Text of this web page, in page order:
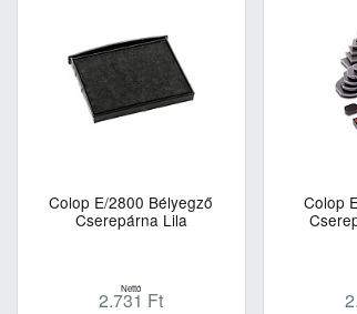
Colop E/2800 Bélyegző
Cserepárna Lila
Nettó
2.731 Ft
Colop